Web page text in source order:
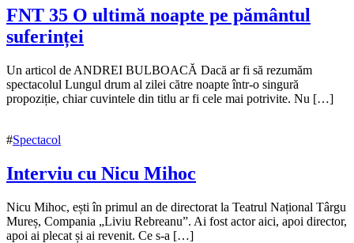
FNT 35 O ultimă noapte pe pământul
suferinței
16
noiembrie
2025
Un articol de ANDREI BULBOACĂ Dacă ar fi să rezumăm
spectacolul Lungul drum al zilei către noapte într-o singură
propoziție, chiar cuvintele din titlu ar fi cele mai potrivite. Nu […]
#Spectacol
Interviu cu Nicu Mihoc
10
decembrie
201810
Nicu Mihoc, ești în primul an de directorat la Teatrul Național Târgu
Mureș, Compania „Liviu Rebreanu”. Ai fost actor aici, apoi director,
apoi ai plecat și ai revenit. Ce s-a […]